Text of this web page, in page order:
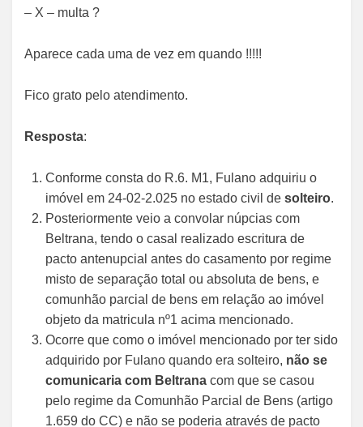
– X – multa ?
Aparece cada uma de vez em quando !!!!!
Fico grato pelo atendimento.
Resposta:
Conforme consta do R.6. M1, Fulano adquiriu o
imóvel em 24-02-2.025 no estado civil de solteiro.
Posteriormente veio a convolar núpcias com
Beltrana, tendo o casal realizado escritura de
pacto antenupcial antes do casamento por regime
misto de separação total ou absoluta de bens, e
comunhão parcial de bens em relação ao imóvel
objeto da matricula nº1 acima mencionado.
Ocorre que como o imóvel mencionado por ter sido
adquirido por Fulano quando era solteiro, não se
comunicaria com Beltrana com que se casou
pelo regime da Comunhão Parcial de Bens (artigo
1.659 do CC) e não se poderia através de pacto